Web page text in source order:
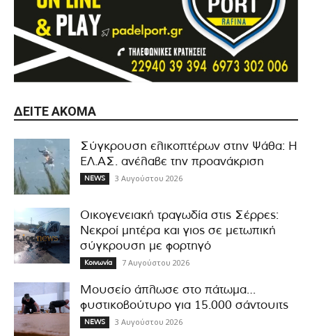
ΔΕΊΤΕ ΑΚΌΜΑ
Σύγκρουση ελικοπτέρων στην Ψάθα: Η
ΕΛ.ΑΣ. ανέλαβε την προανάκριση
NEWS 3 Αυγούστου 2026
Οικογενειακή τραγωδία στις Σέρρες:
Νεκροί μητέρα και γιος σε μετωπική
σύγκρουση με φορτηγό
Κοινωνία 7 Αυγούστου 2026
Μουσείο άπλωσε στο πάτωμα…
φυστικοβούτυρο για 15.000 σάντουιτς
NEWS 3 Αυγούστου 2026